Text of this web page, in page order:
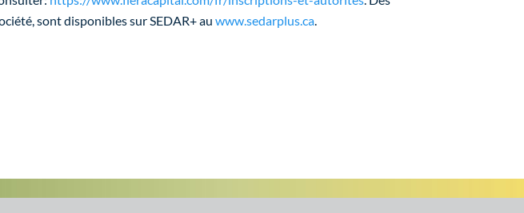
sont disponibles sur SEDAR+ au www.sedarplus.ca